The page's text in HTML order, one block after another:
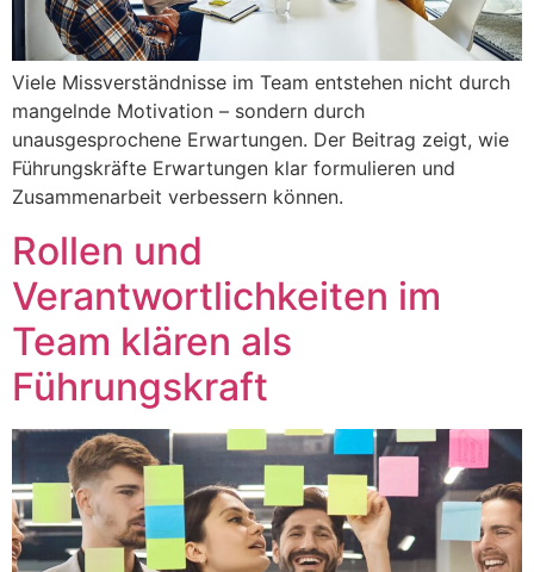
Viele Missverständnisse im Team entstehen nicht durch
mangelnde Motivation – sondern durch
unausgesprochene Erwartungen. Der Beitrag zeigt, wie
Führungskräfte Erwartungen klar formulieren und
Zusammenarbeit verbessern können.
Rollen und
Verantwortlichkeiten im
Team klären als
Führungskraft